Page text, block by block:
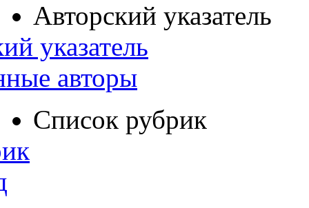
Авторский указатель
указатель
авторы
Список рубрик